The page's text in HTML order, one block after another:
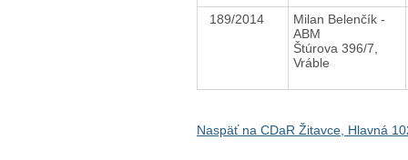
189/2014
Milan Belenčík -
ABM
Štúrova 396/7,
Vráble
Naspäť na CDaR Žitavce, Hlavná